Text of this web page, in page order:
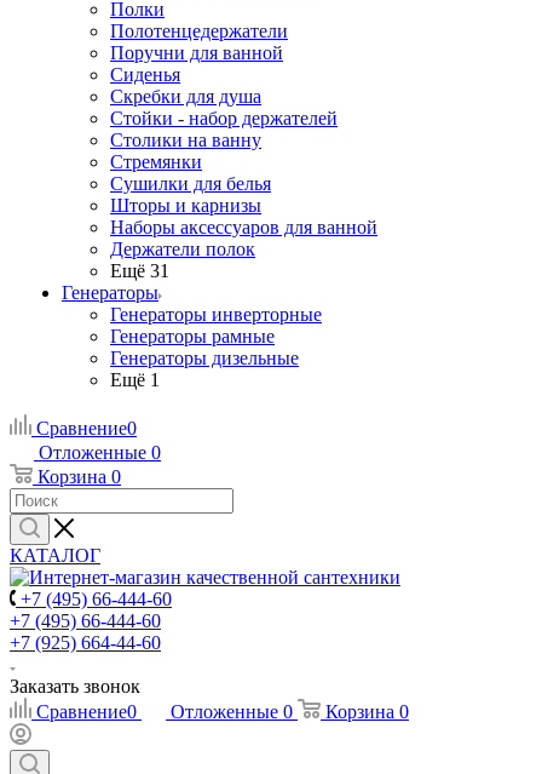
Полки
Полотенцедержатели
Поручни для ванной
Сиденья
Скребки для душа
Стойки - набор держателей
Столики на ванну
Стремянки
Сушилки для белья
Шторы и карнизы
Наборы аксессуаров для ванной
Держатели полок
Ещё 31
Генераторы
Генераторы инверторные
Генераторы рамные
Генераторы дизельные
Ещё 1
Сравнение0
Отложенные 0
Корзина 0
КАТАЛОГ
+7 (495) 66-444-60
+7 (495) 66-444-60
+7 (925) 664-44-60
Заказать звонок
Сравнение0 Отложенные 0 Корзина 0